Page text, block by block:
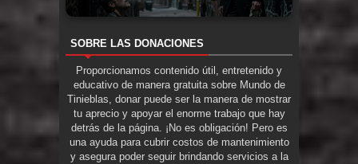
SOBRE LAS DONACIONES
Proporcionamos contenido útil, entretenido y
educativo de manera gratuita sobre Mundo de
Tinieblas, donar puede ser la manera de mostrar
tu aprecio y apoyar el enorme trabajo que hay
detrás de la página. ¡No es obligación! Pero es
una ayuda para cubrir costos de mantenimiento
y asegura poder seguir brindando servicios a la